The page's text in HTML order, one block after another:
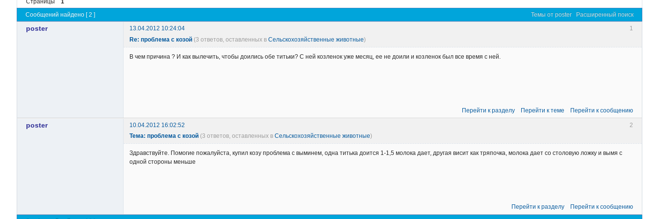
Темы от poster
Расширенный поиск
Сообщений найдено [ 2 ]
1
poster
13.04.2012 10:24:04
Re: проблема с козой (3 ответов, оставленных в Сельскохозяйственные животные)
В чем причина ? И как вылечить, чтобы доились обе титьки? С ней козленок уже месяц, ее не доили и козленок был все время с ней.
Перейти к разделу Перейти к теме Перейти к сообщению
2
poster
10.04.2012 16:02:52
Тема: проблема с козой (3 ответов, оставленных в Сельскохозяйственные животные)
Здравствуйте. Помогие пожалуйста, купил козу проблема с выминем, одна титька доится 1-1,5 молока дает, другая висит как тряпочка, молока дает со столовую ложку и вымя с
одной стороны меньше
Перейти к разделу Перейти к сообщению